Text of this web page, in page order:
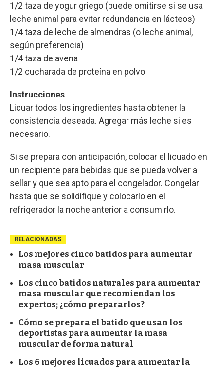
1/2 taza de yogur griego (puede omitirse si se usa
leche animal para evitar redundancia en lácteos)
1/4 taza de leche de almendras (o leche animal,
según preferencia)
1/4 taza de avena
1/2 cucharada de proteína en polvo
Instrucciones
Licuar todos los ingredientes hasta obtener la
consistencia deseada. Agregar más leche si es
necesario.
Si se prepara con anticipación, colocar el licuado en
un recipiente para bebidas que se pueda volver a
sellar y que sea apto para el congelador. Congelar
hasta que se solidifique y colocarlo en el
refrigerador la noche anterior a consumirlo.
RELACIONADAS
Los mejores cinco batidos para aumentar
masa muscular
Los cinco batidos naturales para aumentar
masa muscular que recomiendan los
expertos; ¿cómo prepararlos?
Cómo se prepara el batido que usan los
deportistas para aumentar la masa
muscular de forma natural
Los 6 mejores licuados para aumentar la